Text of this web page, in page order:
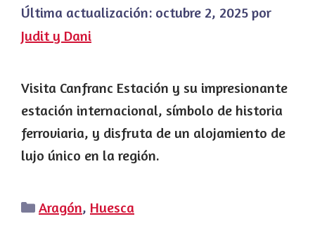
Última actualización: octubre 2, 2025 por
Judit y Dani
Visita Canfranc Estación y su impresionante
estación internacional, símbolo de historia
ferroviaria, y disfruta de un alojamiento de
lujo único en la región.
Categorías
Aragón, Huesca